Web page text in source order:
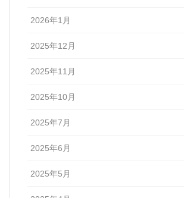
2026年1月
2025年12月
2025年11月
2025年10月
2025年7月
2025年6月
2025年5月